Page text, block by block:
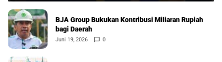
BJA Group Bukukan Kontribusi Miliaran Rupiah
bagi Daerah
Juni 19, 2026 0